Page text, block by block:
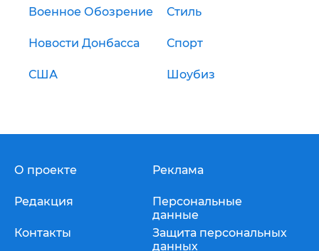
Военное Обозрение Стиль
Новости Донбасса Спорт
США Шоубиз
О проекте
Редакция
Контакты
Реклама
Персональные
данные
Защита персональных
данных